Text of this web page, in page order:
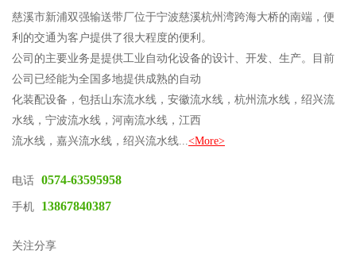
慈溪市新浦双强输送带厂位于宁波慈溪杭州湾跨海大桥的南端，便
利的交通为客户提供了很大程度的便利。
公司的主要业务是提供工业自动化设备的设计、开发、生产。目前
公司已经能为全国多地提供成熟的自动
化装配设备，包括山东流水线，安徽流水线，杭州流水线，绍兴流
水线，宁波流水线，河南流水线，江西
流水线，嘉兴流水线，绍兴流水线... <More>
电话 0574-63595958
手机 13867840387
关注分享